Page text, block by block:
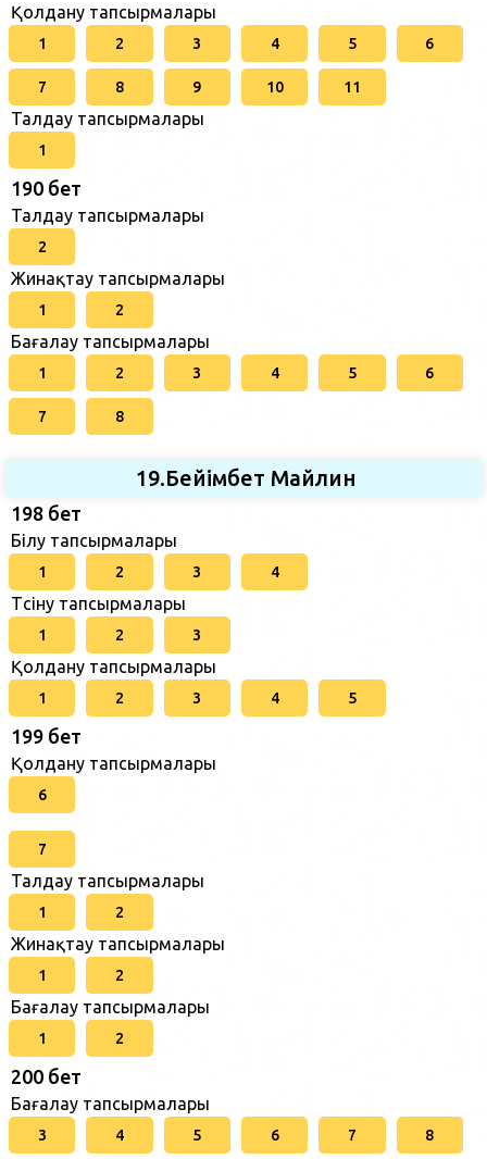
Қолдану тапсырмалары
1 2 3 4 5 6
7 8 9 10 11
Талдау тапсырмалары
1
190 бет
Талдау тапсырмалары
2
Жинақтау тапсырмалары
1 2
Бағалау тапсырмалары
1 2 3 4 5 6
7 8
19.Бейімбет Майлин
198 бет
Білу тапсырмалары
1 2 3 4
Түсіну тапсырмалары
1 2 3
Қолдану тапсырмалары
1 2 3 4 5
199 бет
Қолдану тапсырмалары
6
7
Талдау тапсырмалары
1 2
Жинақтау тапсырмалары
1 2
Бағалау тапсырмалары
1 2
200 бет
Бағалау тапсырмалары
3 4 5 6 7 8